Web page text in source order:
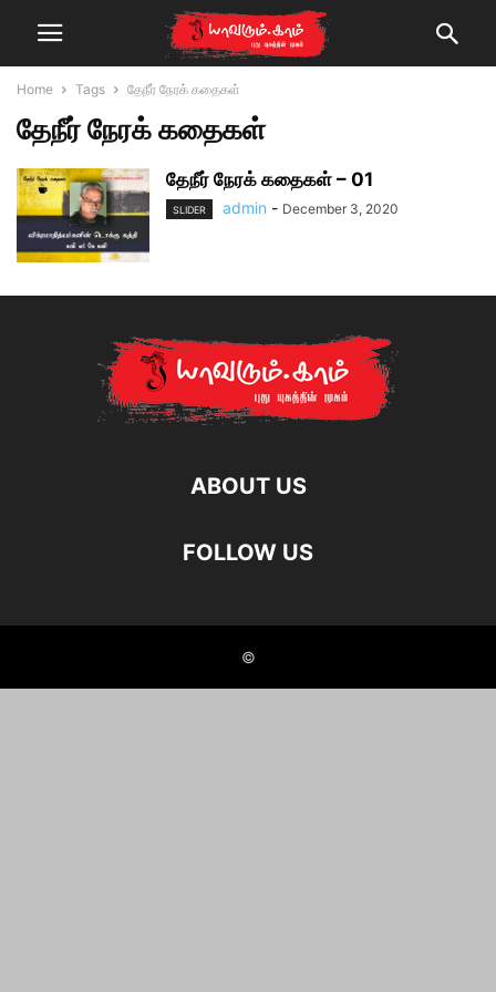
Home Tags தேநீர் நேரக் கதைகள்
தேநீர் நேரக் கதைகள்
தேநீர் நேரக் கதைகள் – 01
SLIDER admin - December 3, 2020
ABOUT US
FOLLOW US
©